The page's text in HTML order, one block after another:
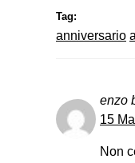
Tag:
anniversario
enzo
15
Non